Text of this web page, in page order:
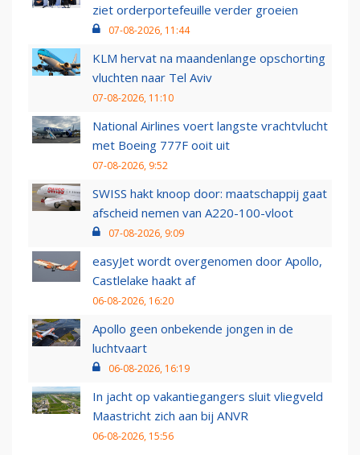
ziet orderportefeuille verder groeien
07-08-2026, 11:44
KLM hervat na maandenlange opschorting
vluchten naar Tel Aviv
07-08-2026, 11:10
National Airlines voert langste vrachtvlucht
met Boeing 777F ooit uit
07-08-2026, 9:52
SWISS hakt knoop door: maatschappij gaat
afscheid nemen van A220-100-vloot
07-08-2026, 9:09
easyJet wordt overgenomen door Apollo,
Castlelake haakt af
06-08-2026, 16:20
Apollo geen onbekende jongen in de
luchtvaart
06-08-2026, 16:19
In jacht op vakantiegangers sluit vliegveld
Maastricht zich aan bij ANVR
06-08-2026, 15:56